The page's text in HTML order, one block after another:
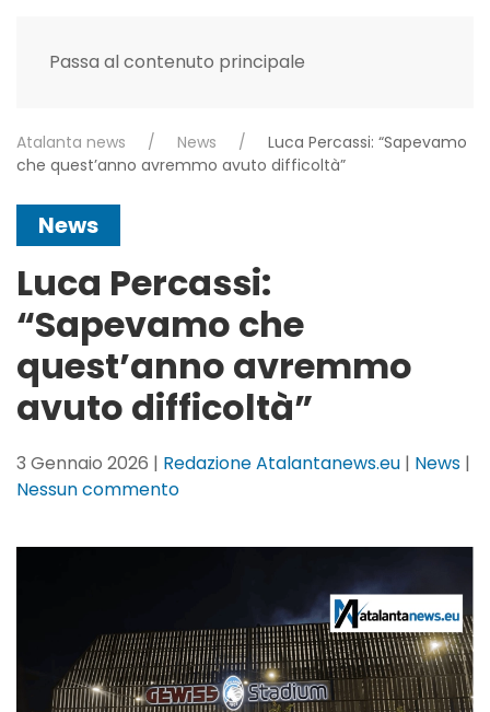
Passa al contenuto principale
Atalanta news News
Luca Percassi: “Sapevamo
che quest’anno avremmo avuto difficoltà”
News
Luca Percassi:
“Sapevamo che
quest’anno avremmo
avuto difficoltà”
3 Gennaio 2026 | Redazione Atalantanews.eu | News |
Nessun commentosu
Percassi:
quest’anno
avremmo
avuto
difficoltà”